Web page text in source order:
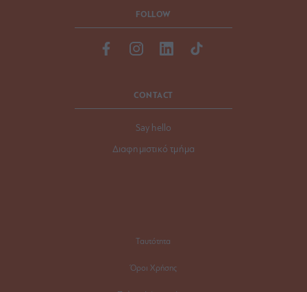
FOLLOW
CONTACT
Say hello
Διαφημιστικό τμήμα
Ταυτότητα
Όροι Χρήσης